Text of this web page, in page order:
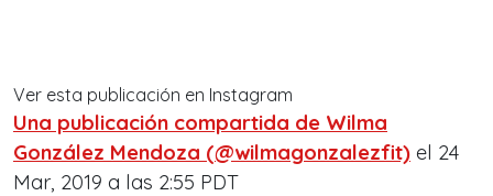
Ver esta publicación en Instagram
Una publicación compartida de Wilma
González Mendoza (@wilmagonzalezfit) el 24
Mar, 2019 a las 2:55 PDT